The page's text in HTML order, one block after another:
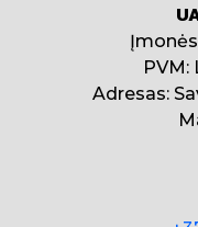
PVM:
Adresas: